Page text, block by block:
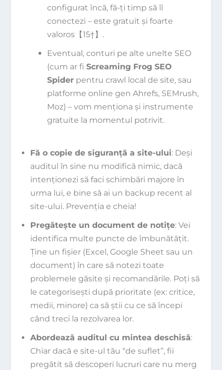
configurat încă, fă-ți timp să îl
conectezi – este gratuit și foarte
valoros【15†】.
Eventual, conturi pe alte unelte SEO
(cum ar fiScreaming Frog SEO
Spider pentru crawl local de site, sau
platforme online gen Ahrefs, SEMrush,
Moz) – vom menționa și instrumente
gratuite la momentul potrivit.
Fă o copie de siguranță a site-ului: Deși
auditul în sine nu modifică nimic, dacă
intenționezi să faci schimbări majore în
urma lui, e bine să ai un backup recent al
site-ului. Prevenția e cheia!
Pregătește un document de notițe: Vei
identifica multe puncte de îmbunătățit.
Ține un fișier (Excel, Google Sheet sau un
document) în care să notezi toate
problemele găsite și recomandările. Poți să
le categorisești după prioritate (ex: critice,
medii, minore) ca să știi cu ce să începi
când treci la rezolvarea lor.
Abordează auditul cu mintea deschisă:
Chiar dacă e site-ul tău “de suflet”, fii
pregătit să descoperi lucruri care nu merg